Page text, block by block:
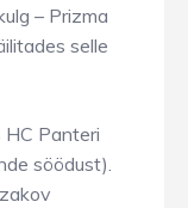
– Prizma
selle
HC Panteri
söödust).